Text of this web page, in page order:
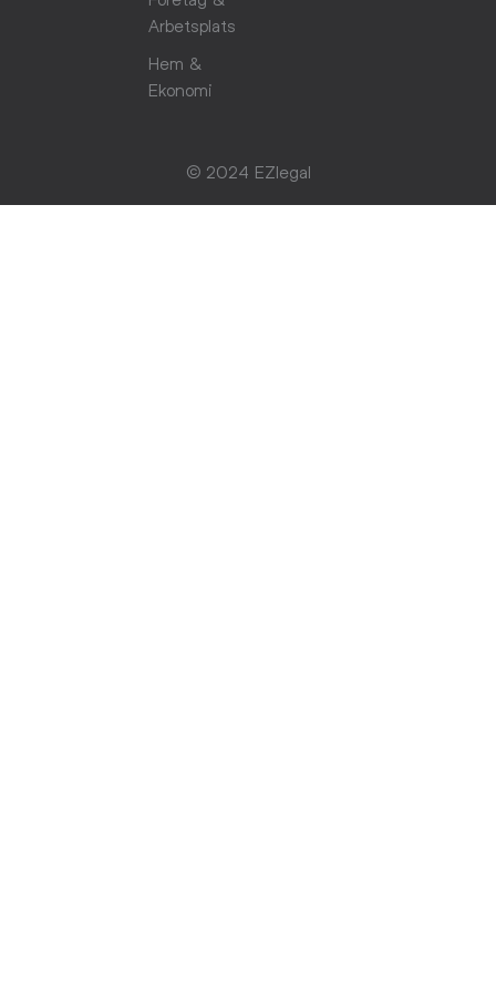
Arbetsplats
Hem &
Ekonomi
© 2024 EZlegal